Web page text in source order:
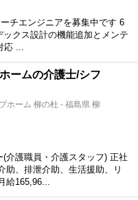
チエンジニアを募集中です 6
クス設計の機能追加とメンテ
...
ームの介護士/シフ
ホーム 柳の杜 - 福島県 柳
(介護職員・介護スタッフ) 正社
助、排泄介助、生活援助、リ
165,96...